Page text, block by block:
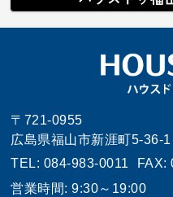
〒721-0955
広島県福山市新涯町5-36-1
TEL: 084-983-0011
FAX:
営業時間: 9:30～19:00